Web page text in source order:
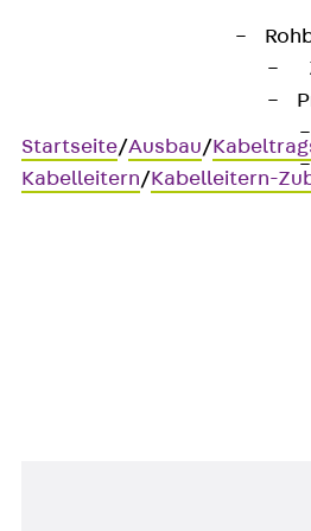
Startseite/Ausbau/
Kabelleitern/Kabelleitern-